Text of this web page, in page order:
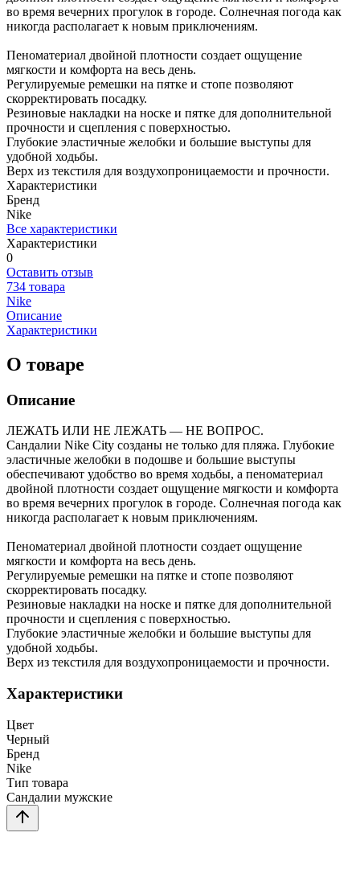
во время вечерних прогулок в городе. Солнечная погода как
никогда располагает к новым приключениям.
Пеноматериал двойной плотности создает ощущение
мягкости и комфорта на весь день.
Регулируемые ремешки на пятке и стопе позволяют
скорректировать посадку.
Резиновые накладки на носке и пятке для дополнительной
прочности и сцепления с поверхностью.
Глубокие эластичные желобки и большие выступы для
удобной ходьбы.
Верх из текстиля для воздухопроницаемости и прочности.
Характеристики
Бренд
Nike
Все характеристики
Характеристики
0
Оставить отзыв
734 товара
Nike
Описание
Характеристики
О товаре
Описание
ЛЕЖАТЬ ИЛИ НЕ ЛЕЖАТЬ — НЕ ВОПРОС.
Сандалии Nike City созданы не только для пляжа. Глубокие
эластичные желобки в подошве и большие выступы
обеспечивают удобство во время ходьбы, а пеноматериал
двойной плотности создает ощущение мягкости и комфорта
во время вечерних прогулок в городе. Солнечная погода как
никогда располагает к новым приключениям.
Пеноматериал двойной плотности создает ощущение
мягкости и комфорта на весь день.
Регулируемые ремешки на пятке и стопе позволяют
скорректировать посадку.
Резиновые накладки на носке и пятке для дополнительной
прочности и сцепления с поверхностью.
Глубокие эластичные желобки и большие выступы для
удобной ходьбы.
Верх из текстиля для воздухопроницаемости и прочности.
Характеристики
Цвет
Черный
Бренд
Nike
Тип товара
Сандалии мужские